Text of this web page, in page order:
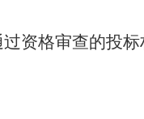
资格审查的投